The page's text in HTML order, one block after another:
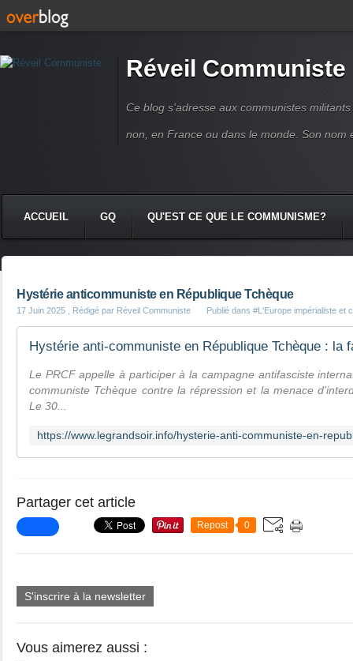
Réveil Communiste
Ce blog s'adresse aux communistes
non, en France ou dans le monde. Son nom
ACCUEIL GQ QU'EST CE QUE LE COMMUNISME?
Hystérie anticommuniste en République Tchèque
17 Juin 2025 , Rédigé par Réveil Communiste Publié dans #L'Europe impérialiste et
Le PRCF appelle à participer à la campagne antifasciste
communiste Tchèque contre la répression et la menace
Le 30...
Partager cet article
Repost 0
S'inscrire à la newsletter
Vous aimerez aussi :